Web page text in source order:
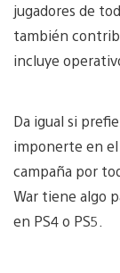
jugadores de
también
incluye
Da igual si
imponerte en
campaña por
War tiene algo
en PS4 o PS5.